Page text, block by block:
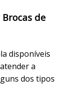
de
disponíveis
a
dos tipos